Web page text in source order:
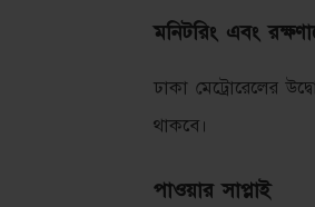
মনিটরিং এবং
ঢাকা মেট্রোরেলের
থাকবে।
পাওয়ার সাপ্লাই